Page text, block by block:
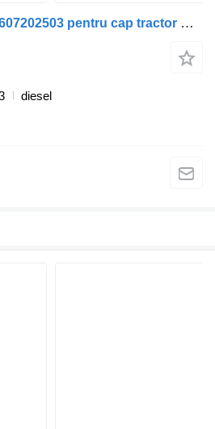
Uşă Mercedes-Benz 9607202503 pentru cap tractor Mercedes-Benz Actros MP4 Antos Arocs (2012-)
diesel